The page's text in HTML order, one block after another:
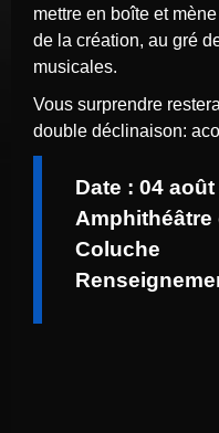
mettre en boîte et
de la création, au gré
musicales.
Vous surprendre restera le thème principal, dans une
double déclinaison:
Date : 04
Coluche